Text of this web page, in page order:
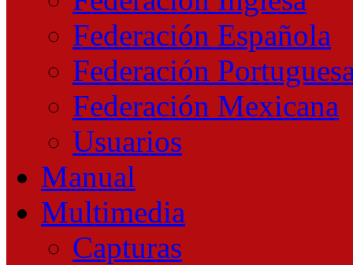
Federación Española
Federación
Federación Mexicana
Usuarios
Manual
Multimedia
Capturas